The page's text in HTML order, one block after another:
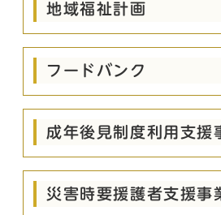
地域福祉計画
フードバンク
成年後見制度利用支援
災害時要援護者支援事